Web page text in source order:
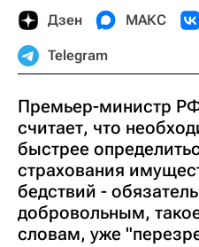
Дзен МАКС
Telegram
Премьер-министр
считает, что
быстрее
страхования
бедствий -
добровольным,
словам, уже